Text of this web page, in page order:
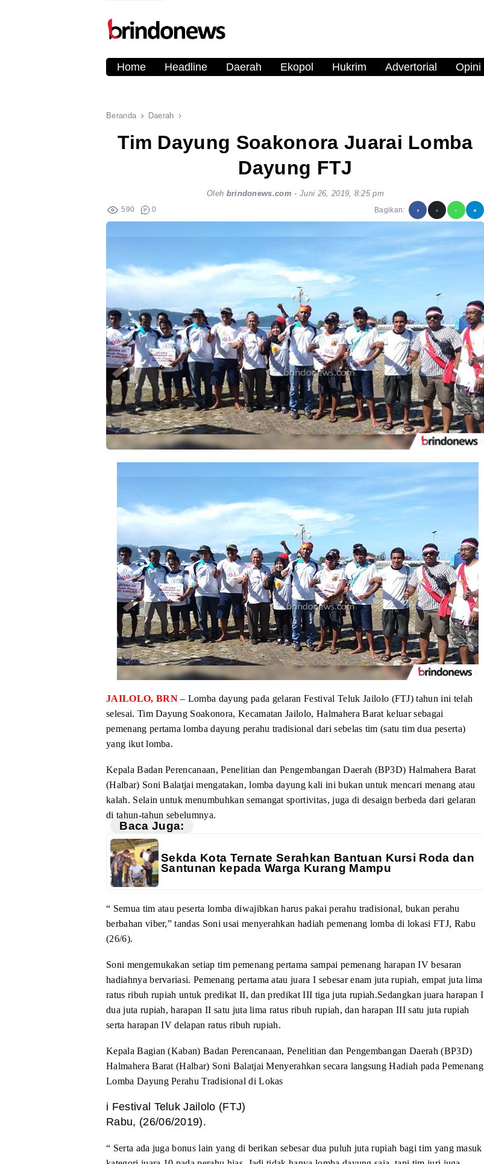
Home Headline Daerah Ekopol Hukrim Advertorial Opini
Beranda Daerah
Tim Dayung Soakonora Juarai Lomba
Dayung FTJ
Oleh brindonews.com - Juni 26, 2019, 8:25 pm
590 0 Bagikan:
JAILOLO, BRN– Lomba dayung pada gelaran Festival Teluk Jailolo (FTJ) tahun ini telah
selesai. Tim Dayung Soakonora, Kecamatan Jailolo, Halmahera Barat keluar sebagai
pemenang pertama lomba dayung perahu tradisional dari sebelas tim (satu tim dua peserta)
yang ikut lomba.
Kepala Badan Perencanaan, Penelitian dan Pengembangan Daerah (BP3D) Halmahera Barat
(Halbar) Soni Balatjai mengatakan,lomba dayung kali ini bukan untuk mencari menang atau
kalah. Selain untuk menumbuhkan semangat sportivitas, juga di desaign berbeda dari gelaran
di tahun-tahun sebelumnya.
Baca Juga:
Sekda Kota Ternate Serahkan Bantuan Kursi Roda dan
Santunan kepada Warga Kurang Mampu
“ Semua tim atau peserta lomba diwajibkan harus pakai perahu tradisional, bukan perahu
berbahan viber,” tandas Soni usai menyerahkan hadiah pemenang lomba di lokasi FTJ, Rabu
(26/6).
Soni mengemukakan setiap tim pemenang pertama sampai pemenang harapan IV besaran
hadiahnya bervariasi.Pemenang pertama atau juara I sebesar enam juta rupiah, empat juta lima
ratus ribuh rupiah untuk predikat II, dan predikat III tiga juta rupiah.Sedangkan juara harapan I
dua juta rupiah, harapan II satu juta lima ratus ribuh rupiah, dan harapan III satu juta rupiah
serta harapan IV delapan ratus ribuh rupiah.
Kepala Bagian (Kaban) Badan Perencanaan, Penelitian dan Pengembangan Daerah (BP3D)
Halmahera Barat (Halbar) Soni Balatjai Menyerahkan secara langsung Hadiah pada Pemenang
Lomba Dayung Perahu Tradisional di Lokas
i Festival Teluk Jailolo (FTJ)
Rabu, (26/06/2019).
“ Serta ada juga bonus lain yang di berikan sebesar dua puluh juta rupiah bagi tim yang masuk